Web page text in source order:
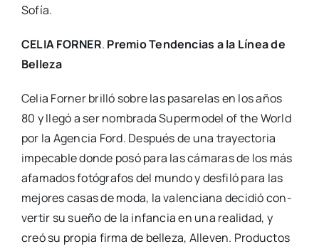
Sofía.
CELIA FORNER. Pre­mio Ten­den­cias a la Línea de
Belle­za
Celia For­ner bri­lló sobre las pasa­re­las en los años
80 y lle­gó a ser nom­bra­da Super­mo­del of the World
por la Agen­cia Ford. Des­pués de una tra­yec­to­ria
impe­ca­ble don­de posó para las cáma­ras de los más
afa­ma­dos fotó­gra­fos del mun­do y des­fi­ló para las
mejo­res casas de moda, la valen­cia­na deci­dió con­
ver­tir su sue­ño de la infan­cia en una reali­dad, y
creó su pro­pia fir­ma de belle­za, Alle­ven. Pro­duc­tos